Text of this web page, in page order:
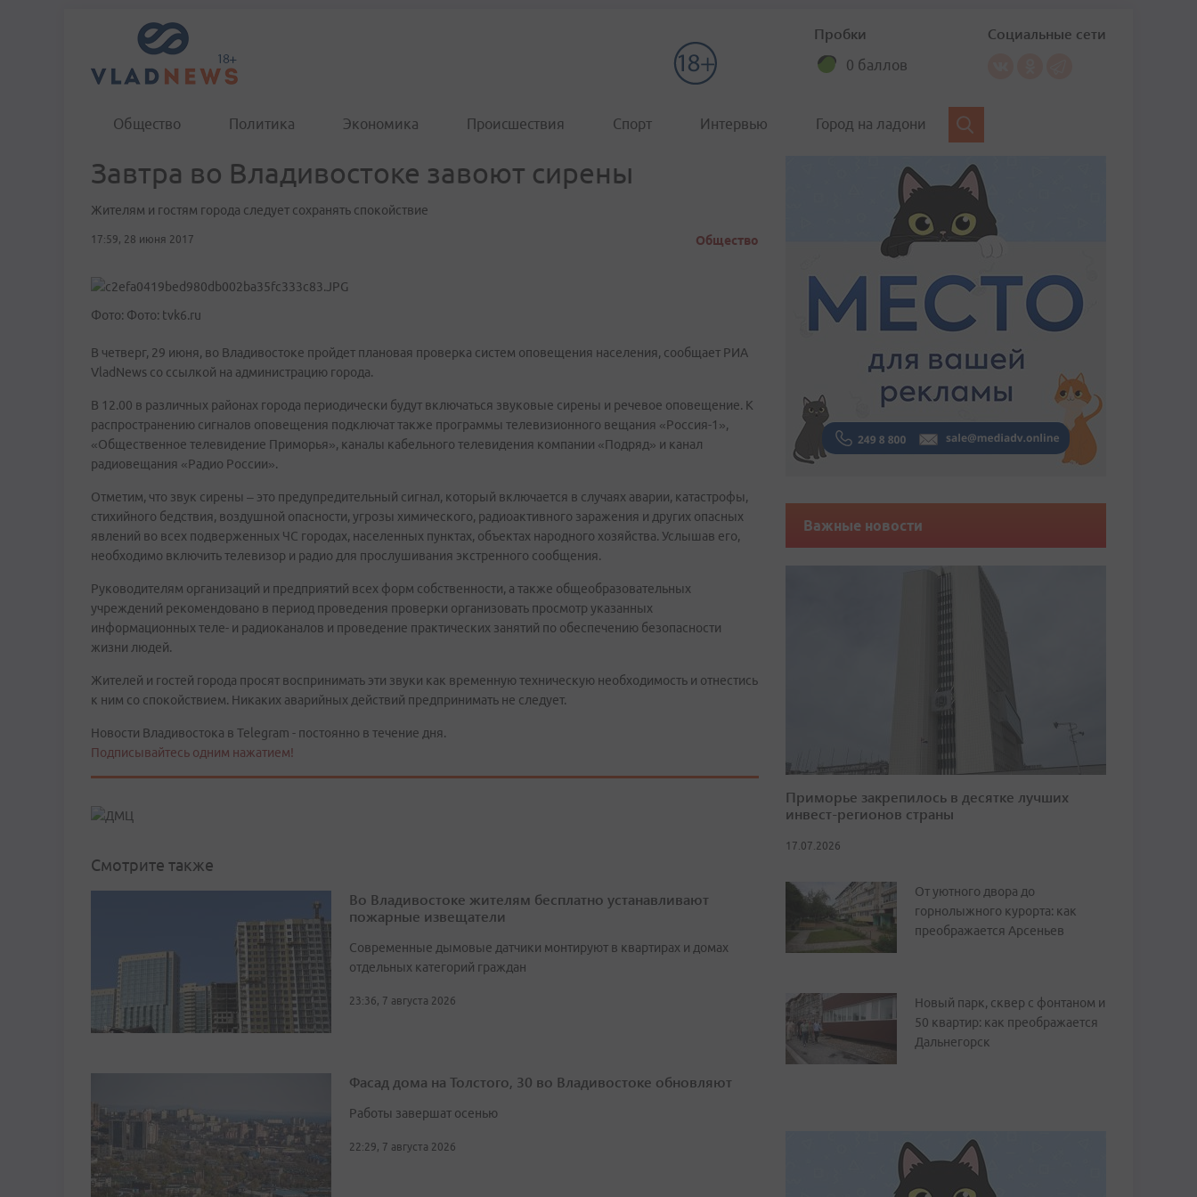
Пробки
0 баллов
Социальные сети
Общество Политика Экономика Происшествия Спорт Интервью Город на ладони
Завтра во Владивостоке завоют сирены
Жителям и гостям города следует сохранять спокойствие
17:59, 28 июня 2017 Общество
Фото: Фото: tvk6.ru
В четверг, 29 июня, во Владивостоке пройдет плановая проверка систем оповещения населения, сообщает РИА
VladNews со ссылкой на администрацию города.
В 12.00 в различных районах города периодически будут включаться звуковые сирены и речевое оповещение. К
распространению сигналов оповещения подключат также программы телевизионного вещания «Россия-1»,
«Общественное телевидение Приморья», каналы кабельного телевидения компании «Подряд» и канал
радиовещания «Радио России».
Отметим, что звук сирены – это предупредительный сигнал, который включается в случаях аварии, катастрофы,
стихийного бедствия, воздушной опасности, угрозы химического, радиоактивного заражения и других опасных
явлений во всех подверженных ЧС городах, населенных пунктах, объектах народного хозяйства. Услышав его,
необходимо включить телевизор и радио для прослушивания экстренного сообщения.
Руководителям организаций и предприятий всех форм собственности, а также общеобразовательных
учреждений рекомендовано в период проведения проверки организовать просмотр указанных
информационных теле- и радиоканалов и проведение практических занятий по обеспечению безопасности
жизни людей.
Жителей и гостей города просят воспринимать эти звуки как временную техническую необходимость и отнестись
к ним со спокойствием. Никаких аварийных действий предпринимать не следует.
Новости Владивостока в Telegram - постоянно в течение дня.
Подписывайтесь одним нажатием!
Смотрите также
Во Владивостоке жителям бесплатно устанавливают
пожарные извещатели
Современные дымовые датчики монтируют в квартирах и домах
отдельных категорий граждан
23:36, 7 августа 2026
Фасад дома на Толстого, 30 во Владивостоке обновляют
Работы завершат осенью
22:29, 7 августа 2026
Важные новости
Приморье закрепилось в десятке лучших
инвест-регионов страны
17.07.2026
От уютного двора до
горнолыжного курорта: как
преображается Арсеньев
Новый парк, сквер с фонтаном и
50 квартир: как преображается
Дальнегорск